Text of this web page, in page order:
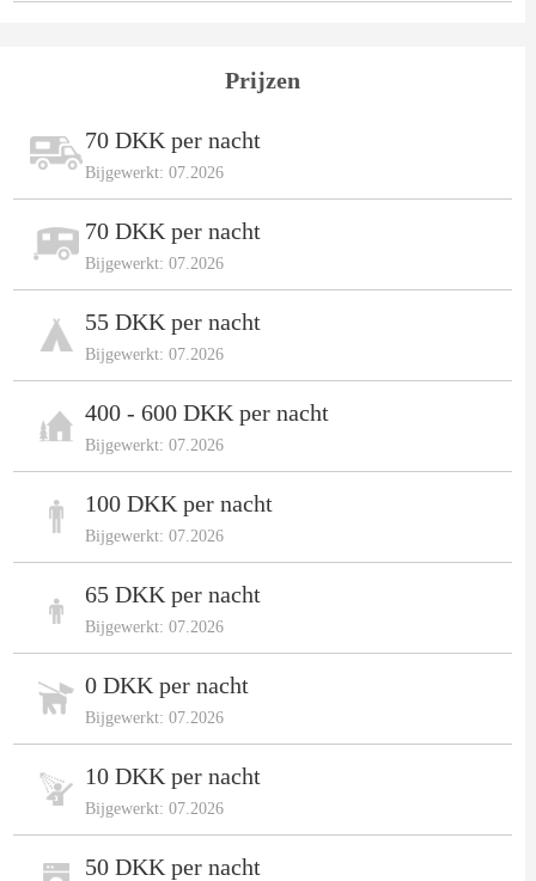
Prijzen
70 DKK per nacht
Bijgewerkt: 07.2026
70 DKK per nacht
Bijgewerkt: 07.2026
55 DKK per nacht
Bijgewerkt: 07.2026
400 - 600 DKK per nacht
Bijgewerkt: 07.2026
100 DKK per nacht
Bijgewerkt: 07.2026
65 DKK per nacht
Bijgewerkt: 07.2026
0 DKK per nacht
Bijgewerkt: 07.2026
10 DKK per nacht
Bijgewerkt: 07.2026
50 DKK per nacht